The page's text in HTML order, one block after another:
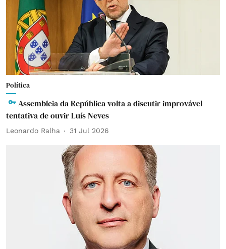
Política
Assembleia da República volta a discutir improvável
tentativa de ouvir Luís Neves
Leonardo Ralha 31 Jul 2026